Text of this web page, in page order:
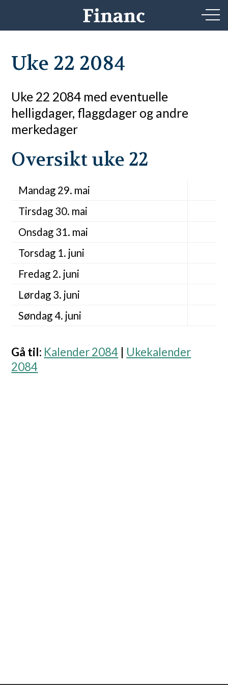
Uke 22 2084
Uke 22 2084 med eventuelle
helligdager, flaggdager og andre
merkedager
Oversikt uke 22
Mandag 29. mai
Tirsdag 30. mai
Onsdag 31. mai
Torsdag 1. juni
Fredag 2. juni
Lørdag 3. juni
Søndag 4. juni
Gå til: Kalender 2084
Ukekalender
2084